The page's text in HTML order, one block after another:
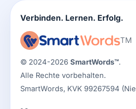
Verbinden. Lernen. Erfolg.
TM
© 2024-2026 SmartWords™.
Alle Rechte vorbehalten.
SmartWords, KVK 99267594